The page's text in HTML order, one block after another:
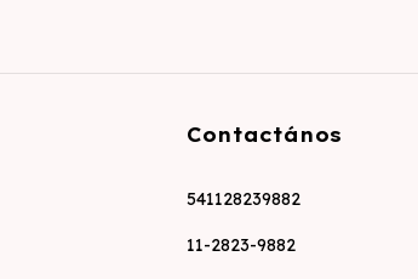
Contactános
541128239882
11-2823-9882